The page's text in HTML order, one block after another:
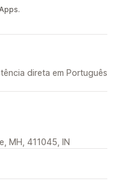
direta em Português
MH, 411045, IN